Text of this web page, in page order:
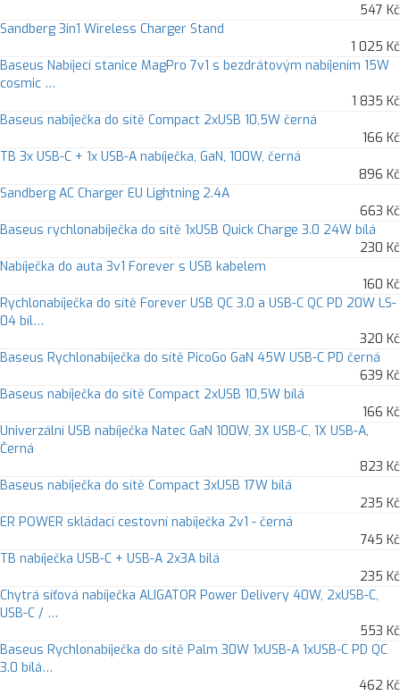
547 Kč
Sandberg 3in1 Wireless Charger Stand
1 025 Kč
Baseus Nabíjecí stanice MagPro 7v1 s bezdrátovým nabíjením 15W
cosmic …
1 835 Kč
Baseus nabíječka do sítě Compact 2xUSB 10,5W černá
166 Kč
TB 3x USB-C + 1x USB-A nabíječka, GaN, 100W, černá
896 Kč
Sandberg AC Charger EU Lightning 2.4A
663 Kč
Baseus rychlonabíječka do sítě 1xUSB Quick Charge 3.0 24W bílá
230 Kč
Nabíječka do auta 3v1 Forever s USB kabelem
160 Kč
Rychlonabíječka do sítě Forever USB QC 3.0 a USB-C QC PD 20W LS-
04 bíl…
320 Kč
Baseus Rychlonabíječka do sítě PicoGo GaN 45W USB-C PD černá
639 Kč
Baseus nabíječka do sítě Compact 2xUSB 10,5W bílá
166 Kč
Univerzální USB nabíječka Natec GaN 100W, 3X USB-C, 1X USB-A,
Černá
823 Kč
Baseus nabíječka do sítě Compact 3xUSB 17W bílá
235 Kč
ER POWER skládací cestovní nabíječka 2v1 - černá
745 Kč
TB nabíječka USB-C + USB-A 2x3A bilá
235 Kč
Chytrá síťová nabíječka ALIGATOR Power Delivery 40W, 2xUSB-C,
USB-C / …
553 Kč
Baseus Rychlonabíječka do sítě Palm 30W 1xUSB-A 1xUSB-C PD QC
3.0 bílá…
462 Kč